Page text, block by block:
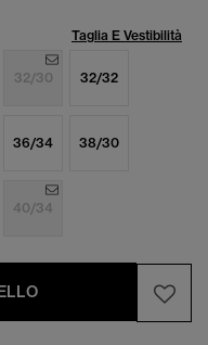
Taglia E Vestibilità
32/30 32/32
36/34 38/30
40/34